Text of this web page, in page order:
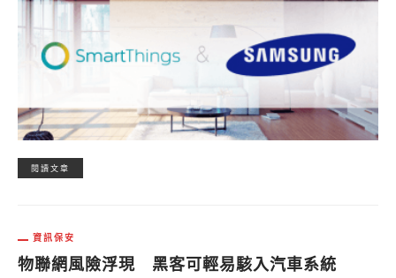
閱讀文章
資訊保安
物聯網風險浮現 黑客可輕易駭入汽車系統